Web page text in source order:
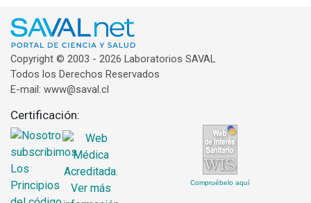
Copyright © 2003 - 2026 Laboratorios SAVAL
Todos los Derechos Reservados
E-mail: www@saval.cl
Certificación:
Compruébelo aquí